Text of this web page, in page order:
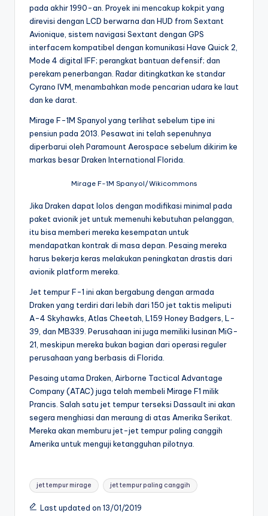
pada akhir 1990-an. Proyek ini mencakup kokpit yang
direvisi dengan LCD berwarna dan HUD from Sextant
Avionique, sistem navigasi Sextant dengan GPS
interfacem kompatibel dengan komunikasi Have Quick 2,
Mode 4 digital IFF; perangkat bantuan defensif; dan
perekam penerbangan. Radar ditingkatkan ke standar
Cyrano IVM, menambahkan mode pencarian udara ke laut
dan ke darat.
Mirage F-1M Spanyol yang terlihat sebelum tipe ini
pensiun pada 2013. Pesawat ini telah sepenuhnya
diperbarui oleh Paramount Aerospace sebelum dikirim ke
markas besar Draken International Florida.
Mirage F-1M Spanyol/Wikicommons
Jika Draken dapat lolos dengan modifikasi minimal pada
paket avionik jet untuk memenuhi kebutuhan pelanggan,
itu bisa memberi mereka kesempatan untuk
mendapatkan kontrak di masa depan. Pesaing mereka
harus bekerja keras melakukan peningkatan drastis dari
avionik platform mereka.
Jet tempur F-1 ini akan bergabung dengan armada
Draken yang terdiri dari lebih dari 150 jet taktis meliputi
A-4 Skyhawks, Atlas Cheetah, L159 Honey Badgers, L-
39, dan MB339. Perusahaan ini juga memiliki lusinan MiG-
21, meskipun mereka bukan bagian dari operasi reguler
perusahaan yang berbasis di Florida.
Pesaing utama Draken, Airborne Tactical Advantage
Company (ATAC) juga telah membeli Mirage F1 milik
Prancis. Salah satu jet tempur terseksi Dassault ini akan
segera menghiasi dan meraung di atas Amerika Serikat.
Mereka akan memburu jet-jet tempur paling canggih
Amerika untuk menguji ketangguhan pilotnya.
Tags:
jet tempur mirage jet tempur paling canggih
Last updated on 13/01/2019